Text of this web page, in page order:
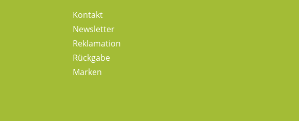
Kontakt
Newsletter
Reklamation
Rückgabe
Marken